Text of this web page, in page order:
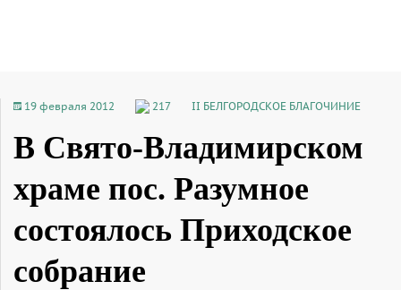
19 февраля 2012 217 II БЕЛГОРОДСКОЕ БЛАГОЧИНИЕ
В Свято-Владимирском
храме пос. Разумное
состоялось Приходское
собрание